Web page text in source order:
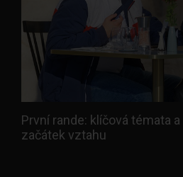
První rande: klíčová témata
začátek vztahu